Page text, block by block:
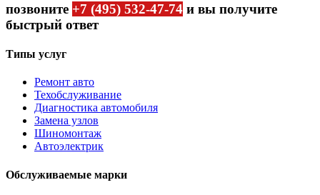
позвоните +7 (495) 532-47-74 и вы получите
быстрый ответ
Типы услуг
Ремонт авто
Техобслуживание
Диагностика автомобиля
Замена узлов
Шиномонтаж
Автоэлектрик
Обслуживаемые марки